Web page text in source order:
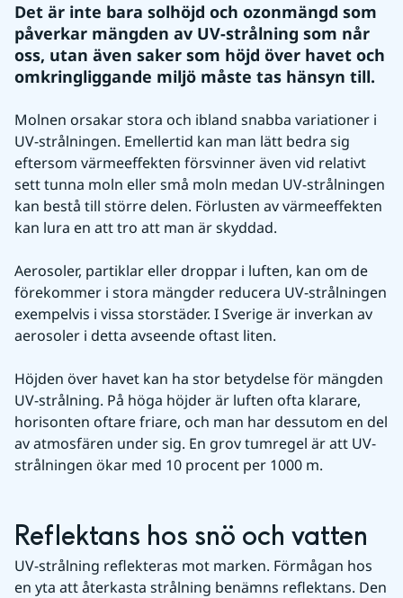
Det är inte bara solhöjd och ozonmängd som
påverkar mängden av UV-strålning som når
oss, utan även saker som höjd över havet och
omkringliggande miljö måste tas hänsyn till.
Molnen orsakar stora och ibland snabba variationer i
UV-strålningen. Emellertid kan man lätt bedra sig
eftersom värmeeffekten försvinner även vid relativt
sett tunna moln eller små moln medan UV-strålningen
kan bestå till större delen. Förlusten av värmeeffekten
kan lura en att tro att man är skyddad.
Aerosoler, partiklar eller droppar i luften, kan om de
förekommer i stora mängder reducera UV-strålningen
exempelvis i vissa storstäder. I Sverige är inverkan av
aerosoler i detta avseende oftast liten.
Höjden över havet kan ha stor betydelse för mängden
UV-strålning. På höga höjder är luften ofta klarare,
horisonten oftare friare, och man har dessutom en del
av atmosfären under sig. En grov tumregel är att UV-
strålningen ökar med 10 procent per 1000 m.
Reflektans hos snö och vatten
UV-strålning reflekteras mot marken. Förmågan hos
en yta att återkasta strålning benämns reflektans. Den